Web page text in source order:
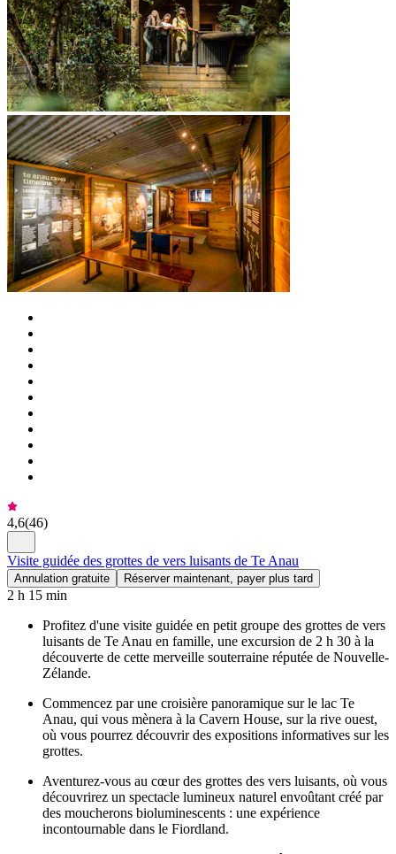
4,6(46)
Visite guidée des grottes de vers luisants de Te Anau
Annulation gratuite Réserver maintenant, payer plus tard
2 h 15 min
Profitez d'une visite guidée en petit groupe des grottes de vers
luisants de Te Anau en famille, une excursion de 2 h 30 à la
découverte de cette merveille souterraine réputée de Nouvelle-
Zélande.
Commencez par une croisière panoramique sur le lac Te
Anau, qui vous mènera à la Cavern House, sur la rive ouest,
où vous pourrez découvrir des expositions informatives sur les
grottes.
Aventurez-vous au cœur des grottes des vers luisants, où vous
découvrirez un spectacle lumineux naturel envoûtant créé par
des moucherons bioluminescents : une expérience
incontournable dans le Fiordland.